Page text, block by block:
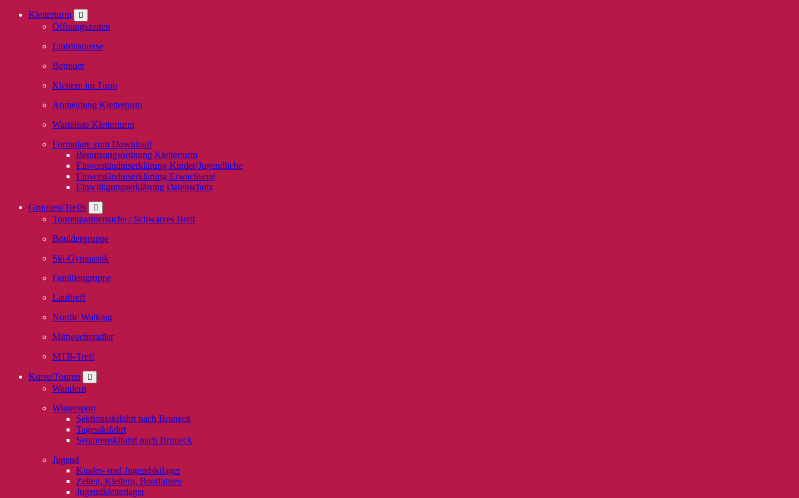
Kletterturm
Öffnungszeiten
Eintrittspreise
Betreuer
Klettern im Turm
Anmeldung Kletterturm
Warteliste Kletterturm
Formulare zum Download
Benutzungsordnung Kletterturm
Einverständniserklärung Kinder/Jugendliche
Einverständniserklärung Erwachsene
Einwilligungserklärung Datenschutz
Gruppen/Treffs
Tourenpartnersuche / Schwarzes Brett
Bouldergruppe
Ski-Gymnastik
Familiengruppe
Lauftreff
Nordic Walking
Mittwochsradler
MTB-Treff
Kurse/Touren
Wandern
Wintersport
Sektionsskifahrt nach Bruneck
Tagesskifahrt
Seniorenskifahrt nach Bruneck
Jugend
Kinder- und Jugendskilager
Zelten, Klettern, Bootfahren
Jugendkletterlager